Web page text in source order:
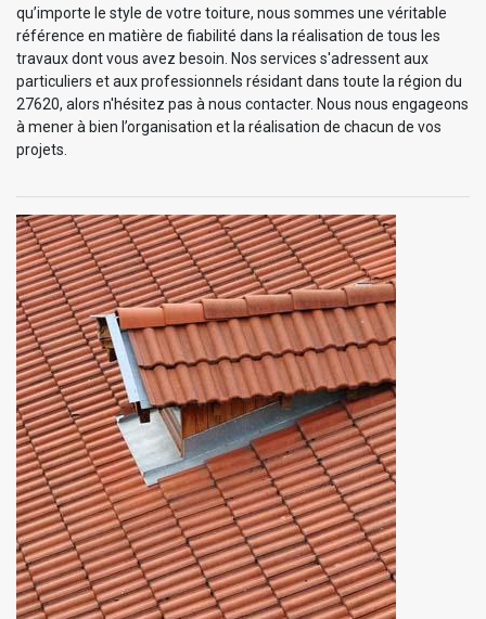
qu’importe le style de votre toiture, nous sommes une véritable
référence en matière de fiabilité dans la réalisation de tous les
travaux dont vous avez besoin. Nos services s'adressent aux
particuliers et aux professionnels résidant dans toute la région du
27620, alors n'hésitez pas à nous contacter. Nous nous engageons
à mener à bien l’organisation et la réalisation de chacun de vos
projets.